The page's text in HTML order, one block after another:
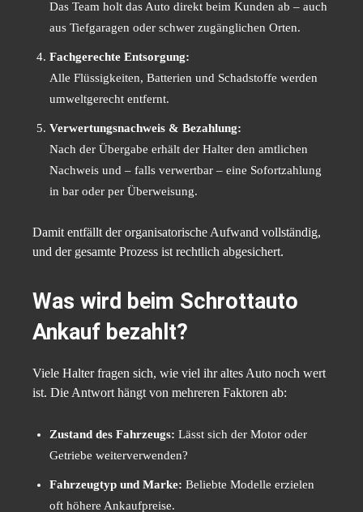
Das Team holt das Auto direkt beim Kunden ab – auch
aus Tiefgaragen oder schwer zugänglichen Orten.
Fachgerechte Entsorgung:
Alle Flüssigkeiten, Batterien und Schadstoffe werden
umweltgerecht entfernt.
Verwertungsnachweis & Bezahlung:
Nach der Übergabe erhält der Halter den amtlichen
Nachweis und – falls verwertbar – eine Sofortzahlung
in bar oder per Überweisung.
Damit entfällt der organisatorische Aufwand vollständig,
und der gesamte Prozess ist rechtlich abgesichert.
Was wird beim Schrottauto
Ankauf bezahlt?
Viele Halter fragen sich, wie viel ihr altes Auto noch wert
ist. Die Antwort hängt von mehreren Faktoren ab:
Zustand des Fahrzeugs: Lässt sich der Motor oder
Getriebe weiterverwenden?
Fahrzeugtyp und Marke: Beliebte Modelle erzielen
oft höhere Ankaufpreise.